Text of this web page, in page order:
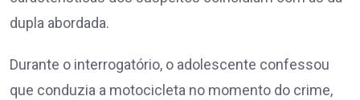
dupla abordada.
Durante o interrogatório, o adolescente confessou
que conduzia a motocicleta no momento do crime,